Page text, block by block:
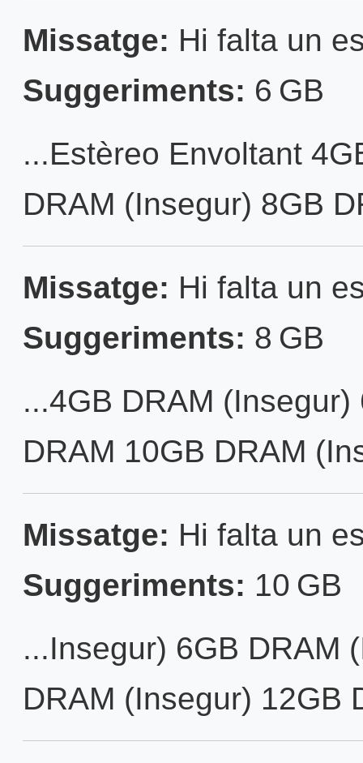
Missatge: Hi falta un
Suggeriments: 6 GB
...Estèreo Envoltant
DRAM (Insegur) 8GB
Missatge: Hi falta un
Suggeriments: 8 GB
...4GB DRAM
DRAM 10GB DRAM
Missatge: Hi falta un
Suggeriments: 10 GB
...Insegur) 6GB DRAM
DRAM (Insegur) 12GB